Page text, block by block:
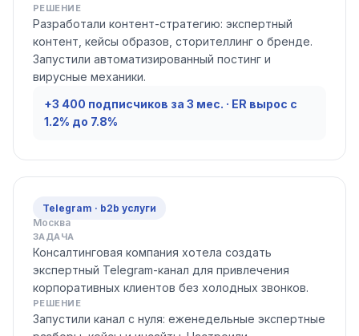
РЕШЕНИЕ
Разработали контент-стратегию: экспертный
контент, кейсы образов, сторителлинг о бренде.
Запустили автоматизированный постинг и
вирусные механики.
+3 400 подписчиков за 3 мес. · ER вырос с
1.2% до 7.8%
Telegram · b2b услуги
Москва
ЗАДАЧА
Консалтинговая компания хотела создать
экспертный Telegram-канал для привлечения
корпоративных клиентов без холодных звонков.
РЕШЕНИЕ
Запустили канал с нуля: еженедельные экспертные